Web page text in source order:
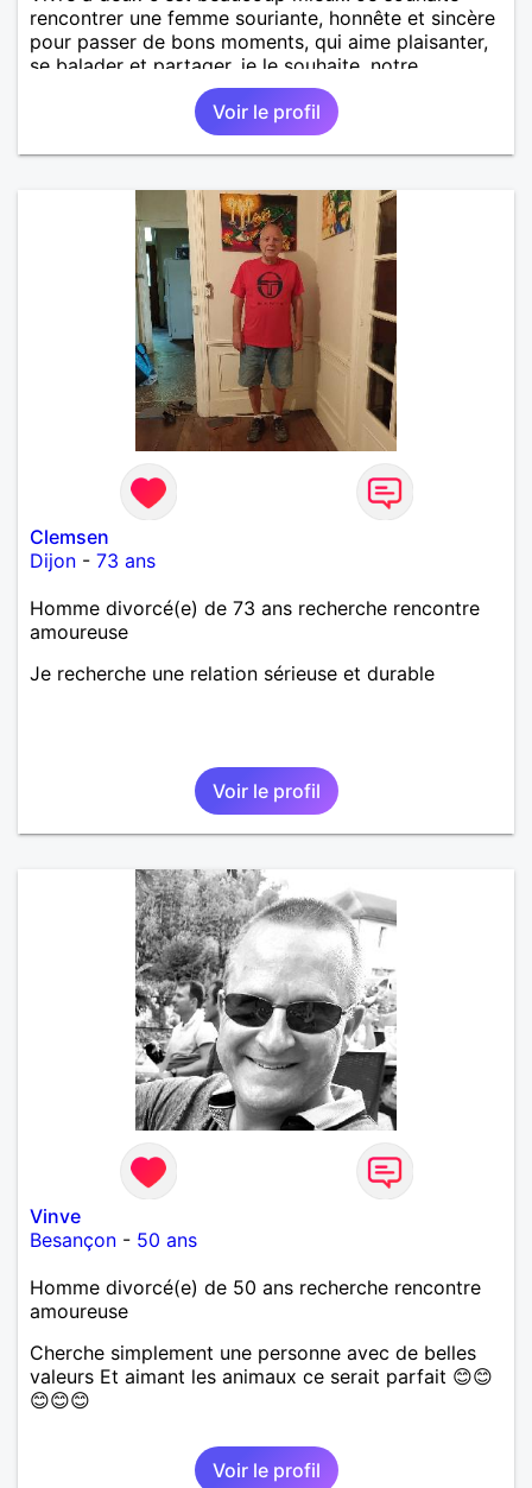
rencontrer une femme souriante, honnête et sincère
pour passer de bons moments, qui aime plaisanter,
se balader et partager, je le souhaite, notre
complicité. J'aime beaucoup les chantiers de
randonnée pour se défouler, se relaxer, se détendre
et finalement prendre du bon temps. C'est difficile
de tout dire en quelques lignes. En revanche, vous
d'informations. A bientôt
Voir le profil
Clemsen
Dijon - 73 ans
Homme divorcé(e) de 73 ans recherche rencontre
amoureuse
Je recherche une relation sérieuse et durable
Voir le profil
Vinve
Besançon - 50 ans
Homme divorcé(e) de 50 ans recherche rencontre
amoureuse
Cherche simplement une personne avec de belles
valeurs Et aimant les animaux ce serait parfait 😊😊
😊😊😊
Voir le profil